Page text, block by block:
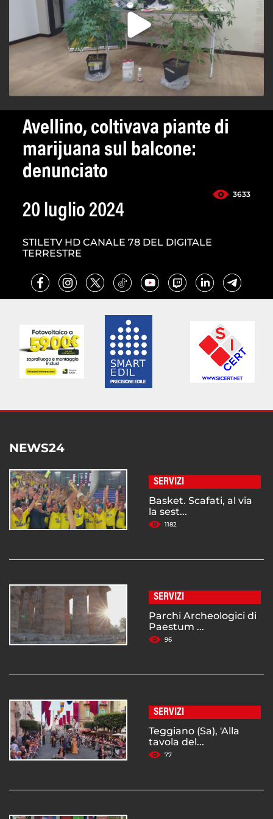
Avellino, coltivava piante di
marijuana sul balcone:
denunciato
3633
20 luglio 2024
STILETV HD CANALE 78 DEL DIGITALE
TERRESTRE
NEWS24
SERVIZI
Basket. Scafati, al via
la sest...
1182
SERVIZI
Parchi Archeologici di
Paestum ...
96
SERVIZI
Teggiano (Sa), 'Alla
tavola del...
77